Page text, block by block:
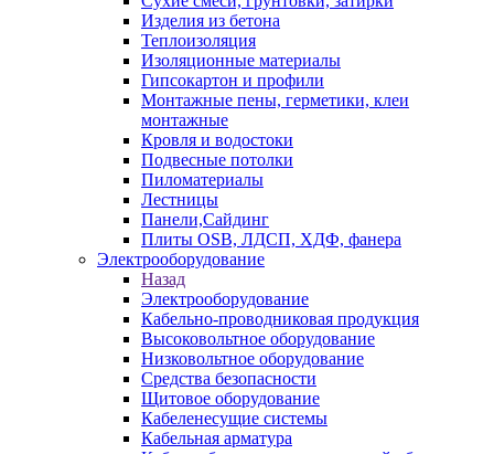
Изделия из бетона
Теплоизоляция
Изоляционные материалы
Гипсокартон и профили
Монтажные пены, герметики, клеи
монтажные
Кровля и водостоки
Подвесные потолки
Пиломатериалы
Лестницы
Панели,Сайдинг
Плиты OSB, ЛДСП, ХДФ, фанера
Электрооборудование
Назад
Электрооборудование
Кабельно-проводниковая продукция
Высоковольтное оборудование
Низковольтное оборудование
Средства безопасности
Щитовое оборудование
Кабеленесущие системы
Кабельная арматура